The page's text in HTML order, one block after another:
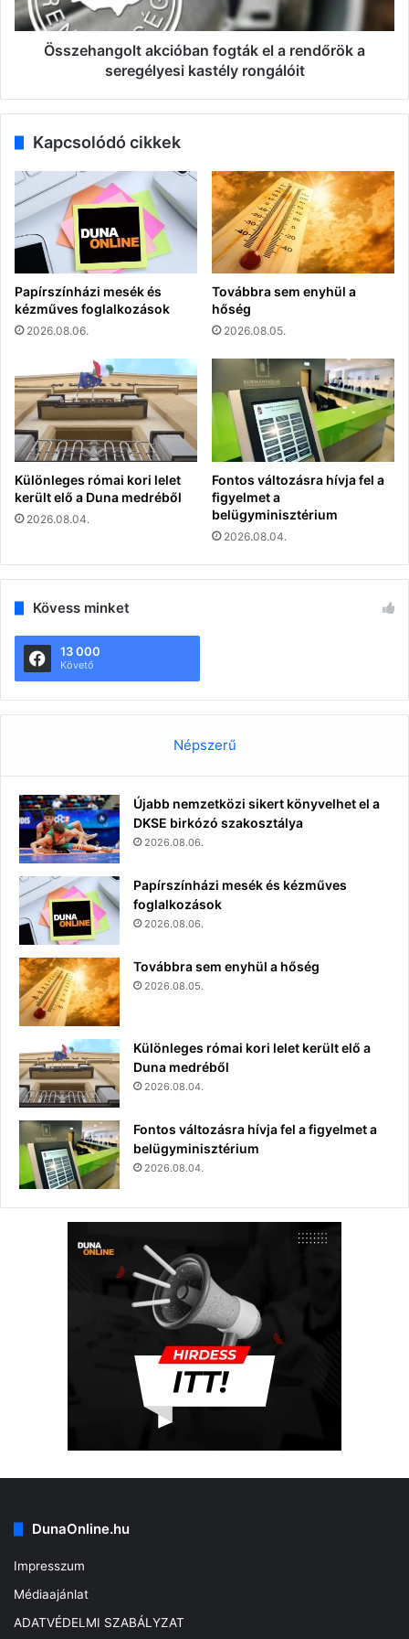
seregélyesi
kastély
rongálóitÖsszehangolt akcióban fogták el a rendőrök a
seregélyesi kastély rongálóit
Kapcsolódó cikkek
Papírszínházi mesék és
kézműves foglalkozások
2026.08.06.
Továbbra sem enyhül a
hőség
2026.08.05.
Különleges római kori lelet
került elő a Duna medréből
2026.08.04.
Fontos változásra hívja fel a
figyelmet a
belügyminisztérium
2026.08.04.
Kövess minket
13 000
Követő
Népszerű
Újabb nemzetközi sikert könyvelhet el a
DKSE birkózó szakosztálya
2026.08.06.
Papírszínházi mesék és kézműves
foglalkozások
2026.08.06.
Továbbra sem enyhül a hőség
2026.08.05.
Különleges római kori lelet került elő a
Duna medréből
2026.08.04.
Fontos változásra hívja fel a figyelmet a
belügyminisztérium
2026.08.04.
DunaOnline.hu
Impresszum
Médiaajánlat
ADATVÉDELMI SZABÁLYZAT